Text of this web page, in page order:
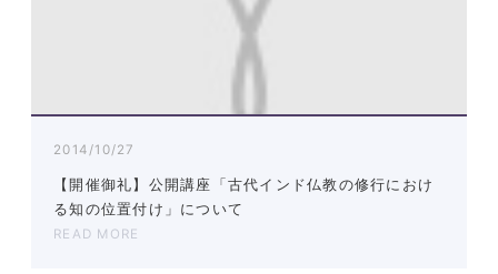
2014/10/27
【開催御礼】公開講座「古代インド仏教の修行におけ
る知の位置付け」について
READ MORE